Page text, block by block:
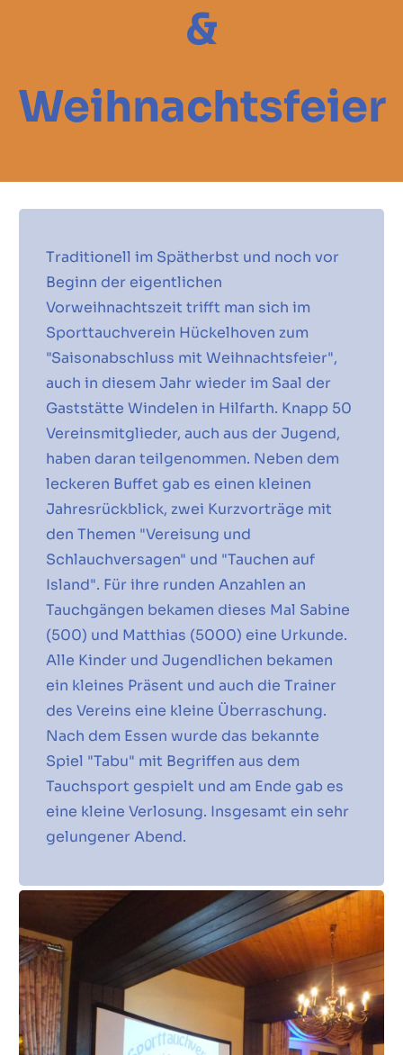
&
Weihnachtsfeier
Traditionell im Spätherbst und noch vor
Beginn der eigentlichen
Vorweihnachtszeit trifft man sich im
Sporttauchverein Hückelhoven zum
"Saisonabschluss mit Weihnachtsfeier",
auch in diesem Jahr wieder im Saal der
Gaststätte Windelen in Hilfarth. Knapp 50
Vereinsmitglieder, auch aus der Jugend,
haben daran teilgenommen. Neben dem
leckeren Buffet gab es einen kleinen
Jahresrückblick, zwei Kurzvorträge mit
den Themen "Vereisung und
Schlauchversagen" und "Tauchen auf
Island". Für ihre runden Anzahlen an
Tauchgängen bekamen dieses Mal Sabine
(500) und Matthias (5000) eine Urkunde.
Alle Kinder und Jugendlichen bekamen
ein kleines Präsent und auch die Trainer
des Vereins eine kleine Überraschung.
Nach dem Essen wurde das bekannte
Spiel "Tabu" mit Begriffen aus dem
Tauchsport gespielt und am Ende gab es
eine kleine Verlosung. Insgesamt ein sehr
gelungener Abend.